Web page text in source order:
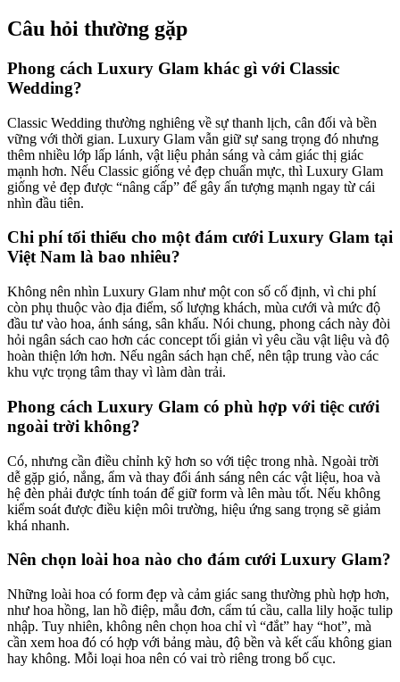
Câu hỏi thường gặp
Phong cách Luxury Glam khác gì với Classic
Wedding?
Classic Wedding thường nghiêng về sự thanh lịch, cân đối và bền
vững với thời gian. Luxury Glam vẫn giữ sự sang trọng đó nhưng
thêm nhiều lớp lấp lánh, vật liệu phản sáng và cảm giác thị giác
mạnh hơn. Nếu Classic giống vẻ đẹp chuẩn mực, thì Luxury Glam
giống vẻ đẹp được “nâng cấp” để gây ấn tượng mạnh ngay từ cái
nhìn đầu tiên.
Chi phí tối thiểu cho một đám cưới Luxury Glam tại
Việt Nam là bao nhiêu?
Không nên nhìn Luxury Glam như một con số cố định, vì chi phí
còn phụ thuộc vào địa điểm, số lượng khách, mùa cưới và mức độ
đầu tư vào hoa, ánh sáng, sân khấu. Nói chung, phong cách này đòi
hỏi ngân sách cao hơn các concept tối giản vì yêu cầu vật liệu và độ
hoàn thiện lớn hơn. Nếu ngân sách hạn chế, nên tập trung vào các
khu vực trọng tâm thay vì làm dàn trải.
Phong cách Luxury Glam có phù hợp với tiệc cưới
ngoài trời không?
Có, nhưng cần điều chỉnh kỹ hơn so với tiệc trong nhà. Ngoài trời
dễ gặp gió, nắng, ẩm và thay đổi ánh sáng nên các vật liệu, hoa và
hệ đèn phải được tính toán để giữ form và lên màu tốt. Nếu không
kiểm soát được điều kiện môi trường, hiệu ứng sang trọng sẽ giảm
khá nhanh.
Nên chọn loài hoa nào cho đám cưới Luxury Glam?
Những loài hoa có form đẹp và cảm giác sang thường phù hợp hơn,
như hoa hồng, lan hồ điệp, mẫu đơn, cẩm tú cầu, calla lily hoặc tulip
nhập. Tuy nhiên, không nên chọn hoa chỉ vì “đắt” hay “hot”, mà
cần xem hoa đó có hợp với bảng màu, độ bền và kết cấu không gian
hay không. Mỗi loại hoa nên có vai trò riêng trong bố cục.